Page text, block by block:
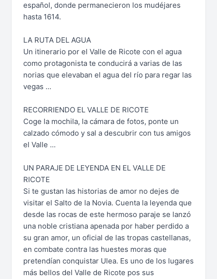
español, donde permanecieron los mudéjares
hasta 1614.
LA RUTA DEL AGUA
Un itinerario por el Valle de Ricote con el agua
como protagonista te conducirá a varias de las
norias que elevaban el agua del río para regar las
vegas ...
RECORRIENDO EL VALLE DE RICOTE
Coge la mochila, la cámara de fotos, ponte un
calzado cómodo y sal a descubrir con tus amigos
el Valle ...
UN PARAJE DE LEYENDA EN EL VALLE DE
RICOTE
Si te gustan las historias de amor no dejes de
visitar el Salto de la Novia. Cuenta la leyenda que
desde las rocas de este hermoso paraje se lanzó
una noble cristiana apenada por haber perdido a
su gran amor, un oficial de las tropas castellanas,
en combate contra las huestes moras que
pretendían conquistar Ulea. Es uno de los lugares
más bellos del Valle de Ricote pos sus